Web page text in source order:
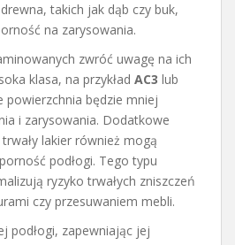
takich jak dąb czy buk,
na zarysowania.
zwróć uwagę na ich
klasa, na przykład AC3 lub
powierzchnia będzie mniej
i zarysowania. Dodatkowe
lakier również mogą
podłogi. Tego typu
ryzyko trwałych zniszczeń
czy przesuwaniem mebli.
podłogi, zapewniając jej